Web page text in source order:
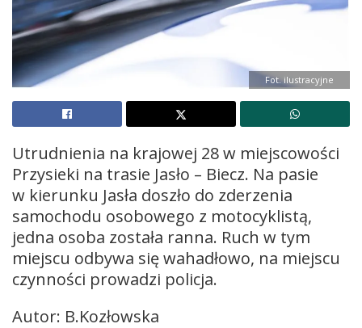
Fot. ilustracyjne
Utrudnienia na krajowej 28 w miejscowości
Przysieki na trasie Jasło – Biecz. Na pasie
w kierunku Jasła doszło do zderzenia
samochodu osobowego z motocyklistą,
jedna osoba została ranna. Ruch w tym
miejscu odbywa się wahadłowo, na miejscu
czynności prowadzi policja.
Autor: B.Kozłowska